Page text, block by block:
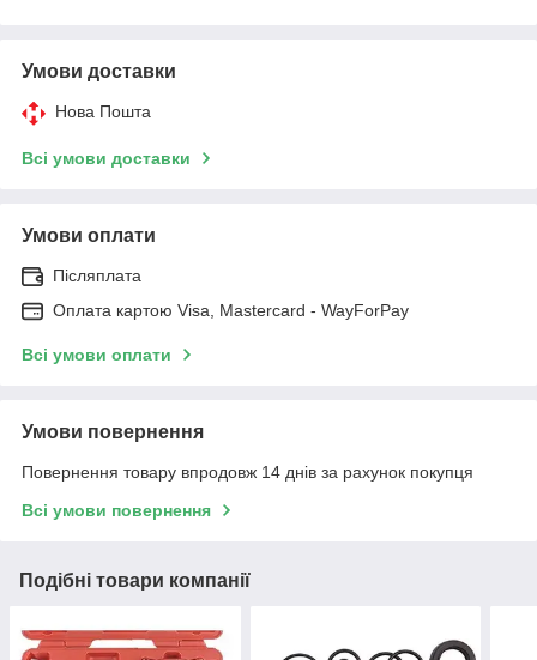
Умови доставки
Нова Пошта
Всі умови доставки
Умови оплати
Післяплата
Оплата картою Visa, Mastercard - WayForPay
Всі умови оплати
Умови повернення
Повернення товару впродовж 14 днів за рахунок покупця
Всі умови повернення
Подібні товари компанії